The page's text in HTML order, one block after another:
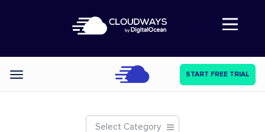
Abre a navegação
Categories START FREE TRIAL
Select Category